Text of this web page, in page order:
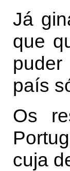
Já
que
país
Os
cuja